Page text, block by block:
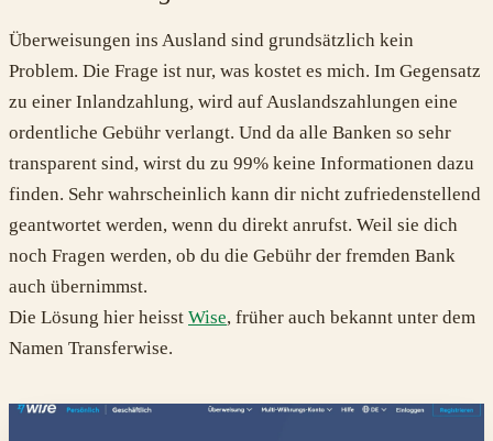
Überweisungen ins Ausland sind grundsätzlich kein
Problem. Die Frage ist nur, was kostet es mich. Im Gegensatz
zu einer Inlandzahlung, wird auf Auslandszahlungen eine
ordentliche Gebühr verlangt. Und da alle Banken so sehr
transparent sind, wirst du zu 99% keine Informationen dazu
finden. Sehr wahrscheinlich kann dir nicht zufriedenstellend
geantwortet werden, wenn du direkt anrufst. Weil sie dich
noch Fragen werden, ob du die Gebühr der fremden Bank
auch übernimmst.
Die Lösung hier heisst Wise, früher auch bekannt unter dem
Namen Transferwise.